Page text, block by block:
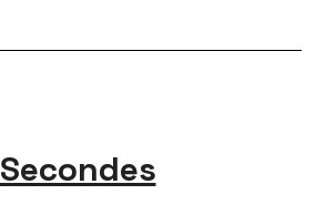
Secondes